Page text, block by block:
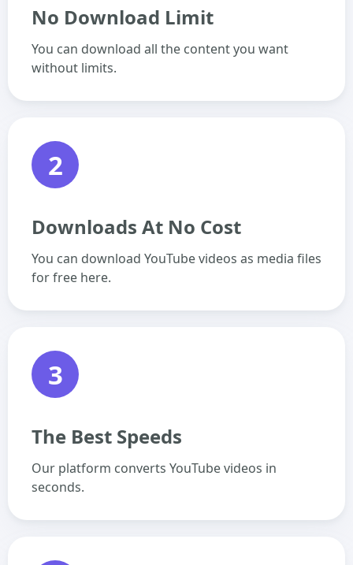
No Download Limit
You can download all the content you want
without limits.
2
Downloads At No Cost
You can download YouTube videos as media files
for free here.
3
The Best Speeds
Our platform converts YouTube videos in
seconds.